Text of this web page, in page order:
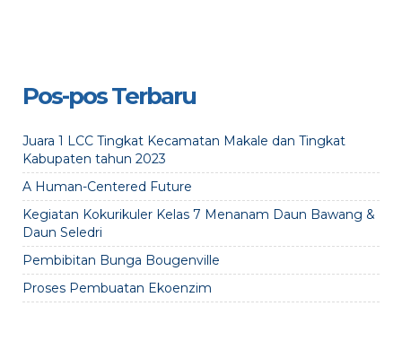
Pos-pos Terbaru
Juara 1 LCC Tingkat Kecamatan Makale dan Tingkat
Kabupaten tahun 2023
A Human-Centered Future
Kegiatan Kokurikuler Kelas 7 Menanam Daun Bawang &
Daun Seledri
Pembibitan Bunga Bougenville
Proses Pembuatan Ekoenzim